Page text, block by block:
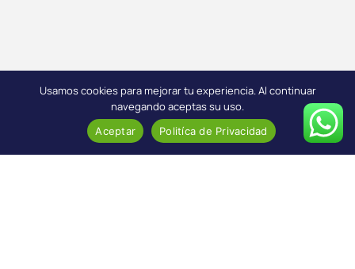
Usamos cookies para mejorar tu experiencia. Al continuar
navegando aceptas su uso.
Aceptar Politíca de Privacidad